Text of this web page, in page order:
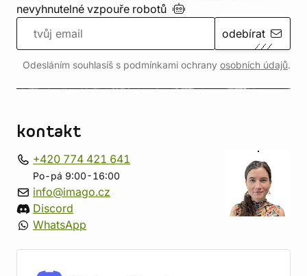
nevyhnutelné vzpouře robotů
odebírat
Odesláním souhlasíš s podmínkami ochrany osobních údajů.
kontakt
+420 774 421 641
Po-pá 9:00-16:00
info@imago.cz
Discord
WhatsApp